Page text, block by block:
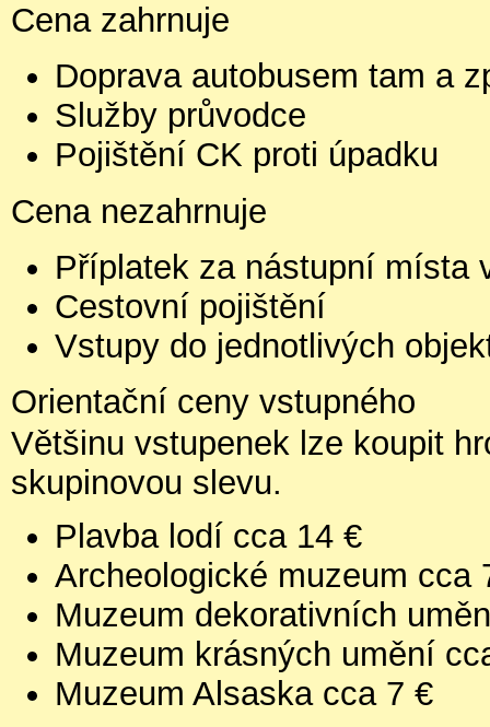
Cena zahrnuje
Doprava autobusem tam a
Služby průvodce
Pojištění CK proti úpadku
Cena nezahrnuje
Příplatek za nástupní místa
Cestovní pojištění
Vstupy do jednotlivých
Orientační ceny vstupného
Většinu vstupenek lze koupit
skupinovou slevu.
Plavba lodí cca 14 €
Archeologické muzeum cca
Muzeum dekorativních
Muzeum krásných umění
Muzeum Alsaska cca 7 €